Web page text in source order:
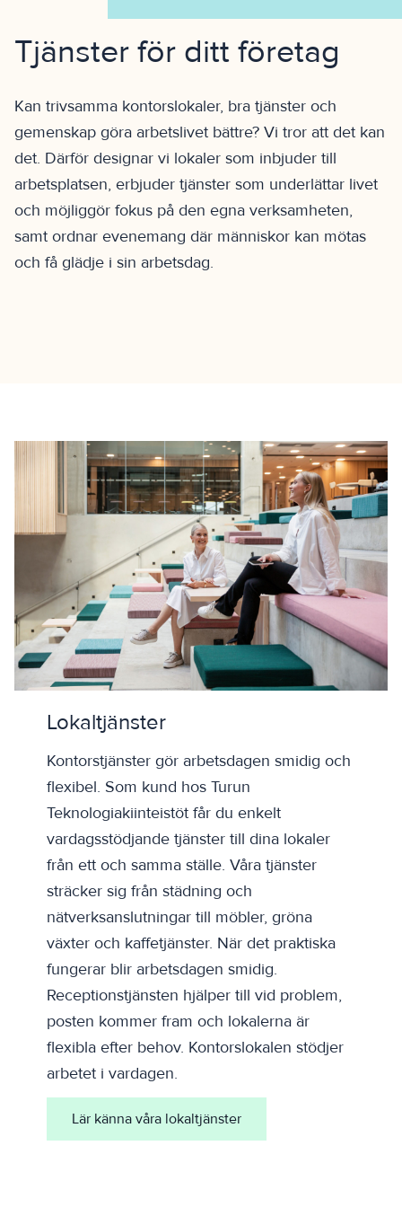
Tjänster för ditt företag
Kan trivsamma kontorslokaler, bra tjänster och
gemenskap göra arbetslivet bättre? Vi tror att det kan
det. Därför designar vi lokaler som inbjuder till
arbetsplatsen, erbjuder tjänster som underlättar livet
och möjliggör fokus på den egna verksamheten,
samt ordnar evenemang där människor kan mötas
och få glädje i sin arbetsdag.
Lokaltjänster
Kontorstjänster gör arbetsdagen smidig och
flexibel. Som kund hos Turun
Teknologiakiinteistöt får du enkelt
vardagsstödjande tjänster till dina lokaler
från ett och samma ställe. Våra tjänster
sträcker sig från städning och
nätverksanslutningar till möbler, gröna
växter och kaffetjänster. När det praktiska
fungerar blir arbetsdagen smidig.
Receptionstjänsten hjälper till vid problem,
posten kommer fram och lokalerna är
flexibla efter behov. Kontorslokalen stödjer
arbetet i vardagen.
Lär känna våra lokaltjänster